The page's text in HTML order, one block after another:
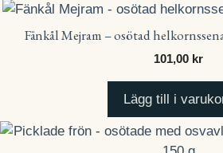
Fänkål Mejram – osötad
101,00 kr
Lägg till i